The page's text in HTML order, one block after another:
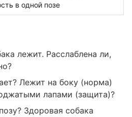
в одной позе
лежит. Расслаблена ли,
Лежит на боку (норма)
лапами (защита)?
Здоровая собака